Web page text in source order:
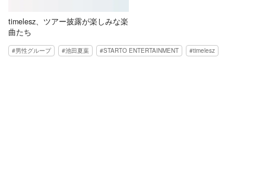
timelesz、ツアー披露が楽しみな楽
曲たち
男性グループ 池田夏葉 STARTO ENTERTAINMENT timelesz